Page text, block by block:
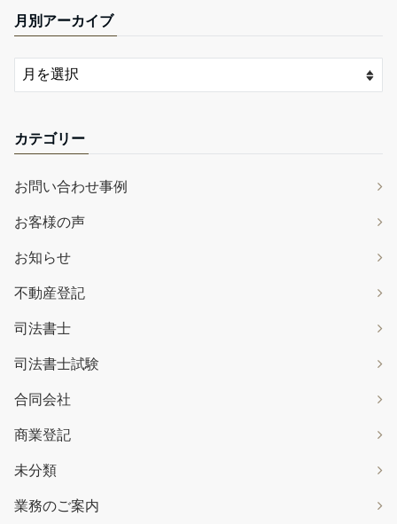
月別アーカイブ
カテゴリー
お問い合わせ事例
お客様の声
お知らせ
不動産登記
司法書士
司法書士試験
合同会社
商業登記
未分類
業務のご案内